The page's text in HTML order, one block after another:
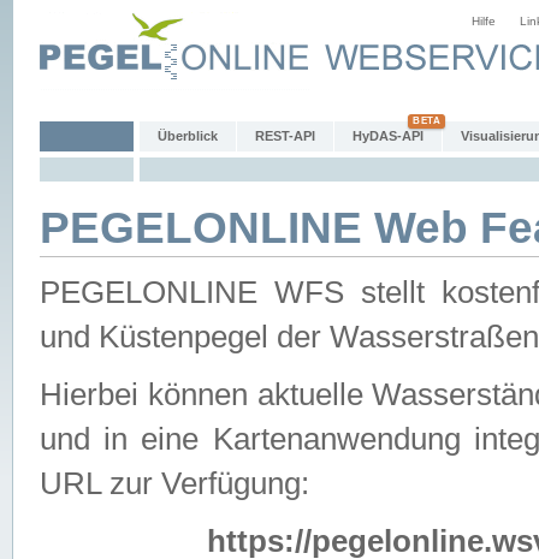
Hilfe
Überblick REST-API HyDAS-API
PEGELONLINE Web
PEGELONLINE WFS stellt
und Küstenpegel der
Hierbei können aktuelle
und in eine Kartenanwendung
URL zur Verfügung:
https://